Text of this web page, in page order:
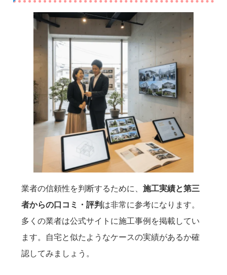
業者の信頼性を判断するために、 施工実績と第三
者からの口コミ・評判 は非常に参考になります。
多くの業者は公式サイトに施工事例を掲載してい
ます。自宅と似たようなケースの実績があるか確
認してみましょう。